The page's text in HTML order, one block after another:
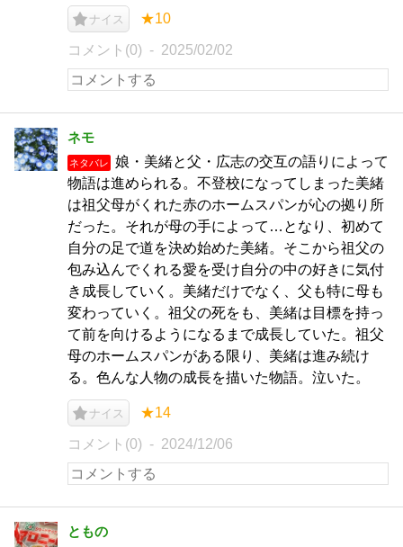
ナイス ★10
コメント(0) 2025/02/02
ネモ
ネタバレ
娘・美緒と父・広志の交互の語りによって
物語は進められる。不登校になってしまった美緒
は祖父母がくれた赤のホームスパンが心の拠り所
だった。それが母の手によって…となり、初めて
自分の足で道を決め始めた美緒。そこから祖父の
包み込んでくれる愛を受け自分の中の好きに気付
き成長していく。美緒だけでなく、父も特に母も
変わっていく。祖父の死をも、美緒は目標を持っ
て前を向けるようになるまで成長していた。祖父
母のホームスパンがある限り、美緒は進み続け
る。色んな人物の成長を描いた物語。泣いた。
ナイス ★14
コメント(0) 2024/12/06
ともの